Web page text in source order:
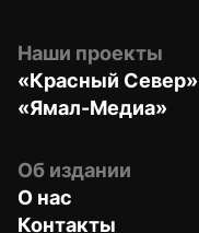
Наши проекты
«Красный Север»
«Ямал-Медиа»
Об издании
О нас
Контакты